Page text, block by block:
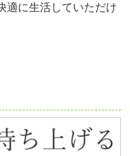
適に生活していただけ